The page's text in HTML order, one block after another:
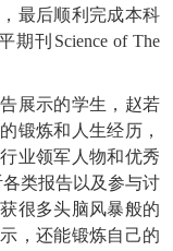
最后顺利完成本科
刊Science of The
展示的学生，赵若
锻炼和人生经历，
业领军人物和优秀
类报告以及参与讨
很多头脑风暴般的
，还能锻炼自己的